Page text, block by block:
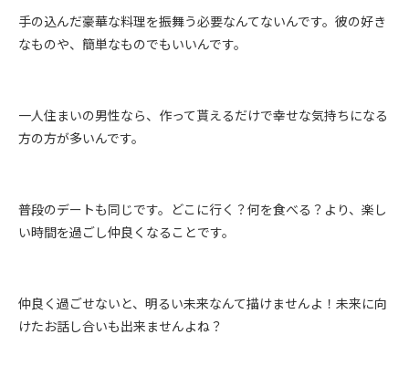
手の込んだ豪華な料理を振舞う必要なんてないんです。彼の好き
なものや、簡単なものでもいいんです。
一人住まいの男性なら、作って貰えるだけで幸せな気持ちになる
方の方が多いんです。
普段のデートも同じです。どこに行く？何を食べる？より、楽し
い時間を過ごし仲良くなることです。
仲良く過ごせないと、明るい未来なんて描けませんよ！未来に向
けたお話し合いも出来ませんよね？